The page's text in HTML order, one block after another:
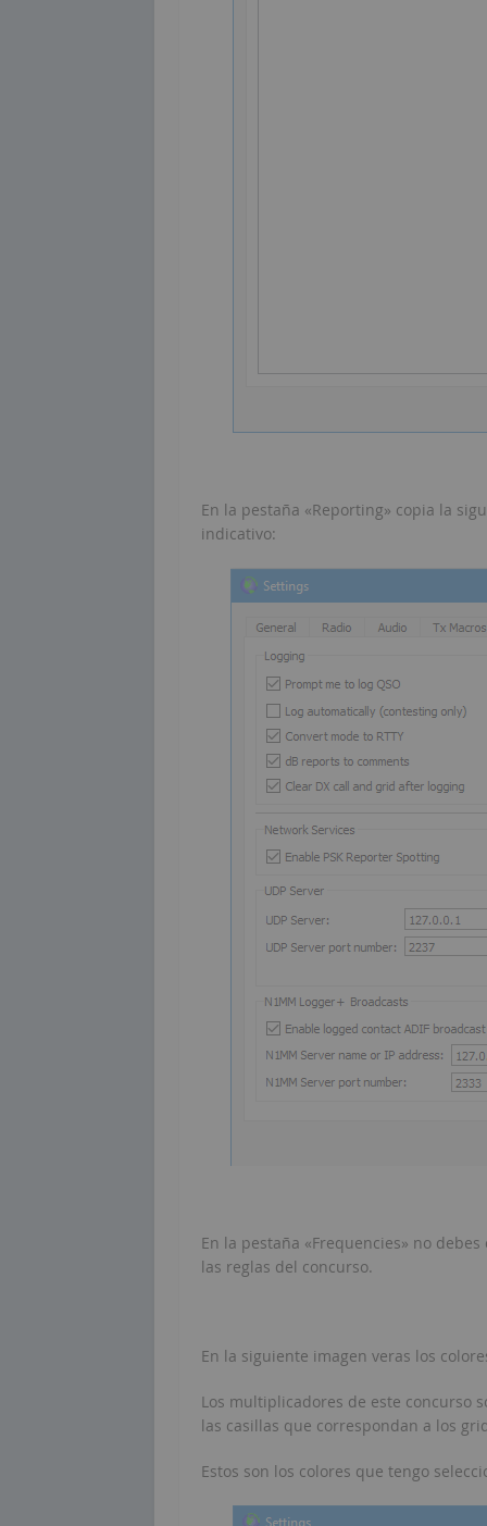
En la pestaña «Reporting» copia la
indicativo:
En la pestaña «Frequencies» no
las reglas del concurso.
En la siguiente imagen veras los
Los multiplicadores de este concurso
las casillas que correspondan a los
Estos son los colores que tengo